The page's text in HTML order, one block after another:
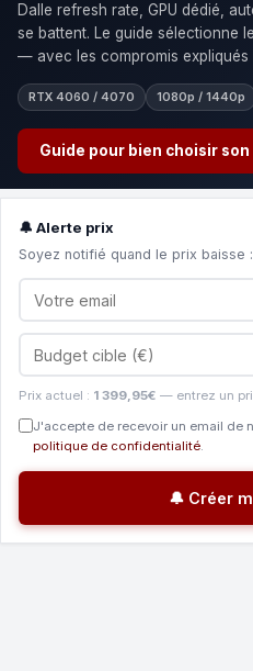
Dalle refresh rate, GPU dédié,
se battent. Le guide sélectionne
— avec les compromis expliqués
RTX 4060 / 4070 1080p / 1440p
Guide pour bien choisir son
🔔 Alerte prix
Soyez notifié quand le prix baisse :
Prix actuel : 1 399,95€ — entrez un
J'accepte de recevoir un email de
politique de confidentialité.
🔔 Créer